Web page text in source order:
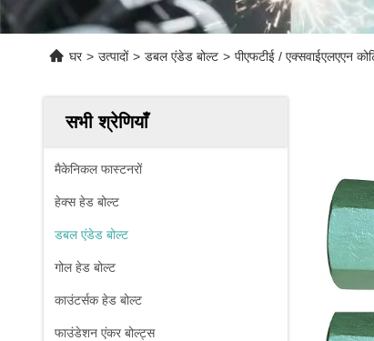
घर > उत्पादों > डबल एंडेड बोल्ट > पीएफटीई / एक्सवाईएलएएन
सभी श्रेणियाँ
मैकेनिकल फास्टनरों
हेक्स हेड बोल्ट
डबल एंडेड बोल्ट
गोल हेड बोल्ट
काउंटर्सक हेड बोल्ट
फाउंडेशन एंकर बोल्ट्स